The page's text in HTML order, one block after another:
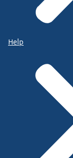
Help